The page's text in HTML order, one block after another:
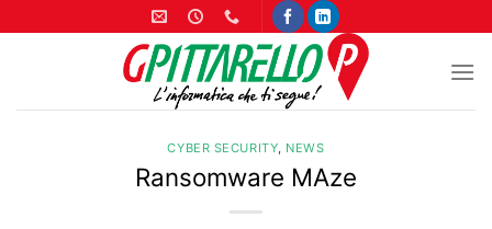
ai
CYBER SECURITY, NEWS
Ransomware MAze